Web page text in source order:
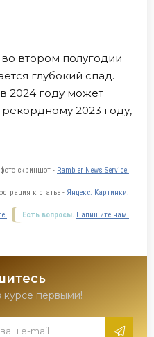
втором полугодии
глубокий спад.
2024 году может
рекордному 2023 году,
скриншот - Rambler News Service.
к статье - Яндекс. Картинки.
Есть вопросы. Напишите нам.
курсе первыми!